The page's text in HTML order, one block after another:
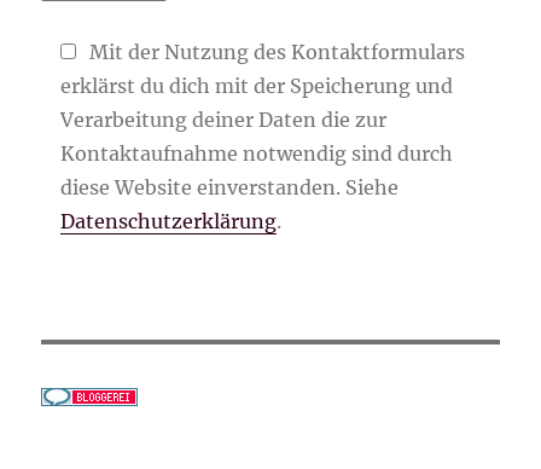
Mit der Nutzung des Kontaktformulars
erklärst du dich mit der Speicherung und
Verarbeitung deiner Daten die zur
Kontaktaufnahme notwendig sind durch
diese Website einverstanden. Siehe
Datenschutzerklärung.